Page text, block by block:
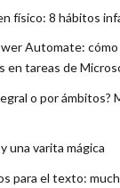
físico: 8 hábitos
Automate:
en tareas de
o por ámbitos?
una varita mágica
para el texto: